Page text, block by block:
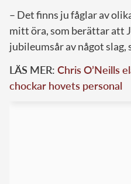
– Det finns ju fåglar av
mitt öra, som berättar att
jubileumsår av något slag,
LÄS MER: Chris O’Neills
chockar hovets personal